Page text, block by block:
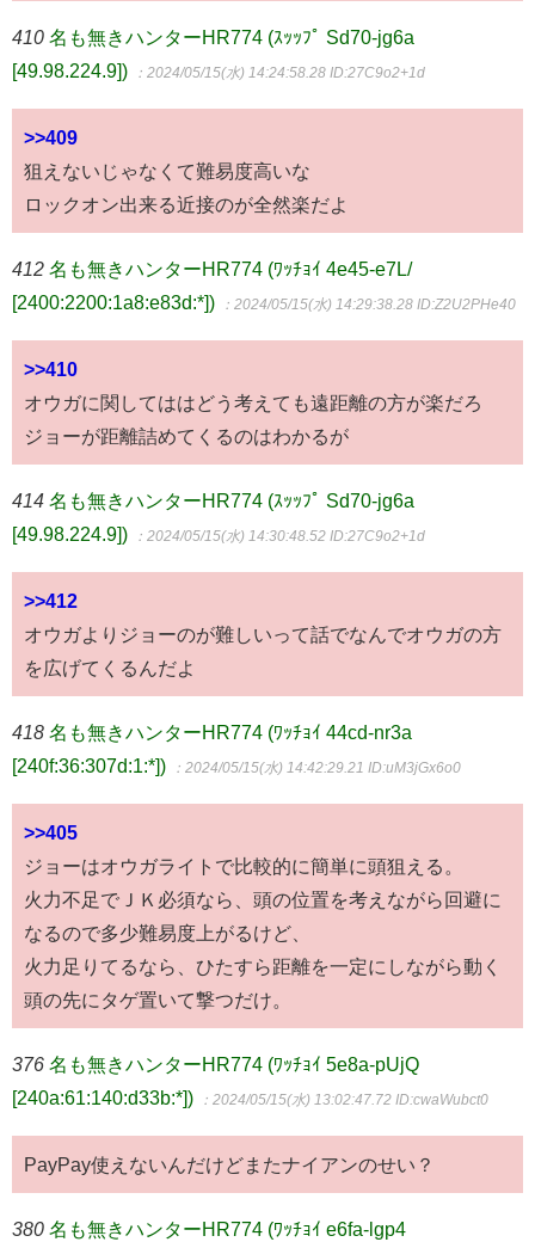
410 名も無きハンターHR774 (ｽｯｯﾌﾟ Sd70-jg6a
[49.98.224.9])
：2024/05/15(水) 14:24:58.28 ID:27C9o2+1d
>>409
狙えないじゃなくて難易度高いな
ロックオン出来る近接のが全然楽だよ
412 名も無きハンターHR774 (ﾜｯﾁｮｲ 4e45-e7L/
[2400:2200:1a8:e83d:*])
：2024/05/15(水) 14:29:38.28 ID:Z2U2PHe40
>>410
オウガに関してははどう考えても遠距離の方が楽だろ
ジョーが距離詰めてくるのはわかるが
414 名も無きハンターHR774 (ｽｯｯﾌﾟ Sd70-jg6a
[49.98.224.9])
：2024/05/15(水) 14:30:48.52 ID:27C9o2+1d
>>412
オウガよりジョーのが難しいって話でなんでオウガの方
を広げてくるんだよ
418 名も無きハンターHR774 (ﾜｯﾁｮｲ 44cd-nr3a
[240f:36:307d:1:*])
：2024/05/15(水) 14:42:29.21 ID:uM3jGx6o0
>>405
ジョーはオウガライトで比較的に簡単に頭狙える。
火力不足でＪＫ必須なら、頭の位置を考えながら回避に
なるので多少難易度上がるけど、
火力足りてるなら、ひたすら距離を一定にしながら動く
頭の先にタゲ置いて撃つだけ。
376 名も無きハンターHR774 (ﾜｯﾁｮｲ 5e8a-pUjQ
[240a:61:140:d33b:*])
：2024/05/15(水) 13:02:47.72 ID:cwaWubct0
PayPay使えないんだけどまたナイアンのせい？
380 名も無きハンターHR774 (ﾜｯﾁｮｲ e6fa-lgp4